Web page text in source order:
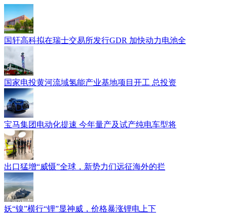
国轩高科拟在瑞士交易所发行GDR 加快动力电池全
国家电投黄河流域氢能产业基地项目开工 总投资
宝马集团电动化提速 今年量产及试产纯电车型将
出口猛增“威慑”全球，新势力们远征海外的拦
妖“镍”横行“锂”显神威，价格暴涨锂电上下